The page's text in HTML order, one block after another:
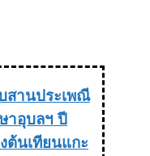
สานประเพณี
าอุบลฯ ปี
ต้นเทียนแกะ